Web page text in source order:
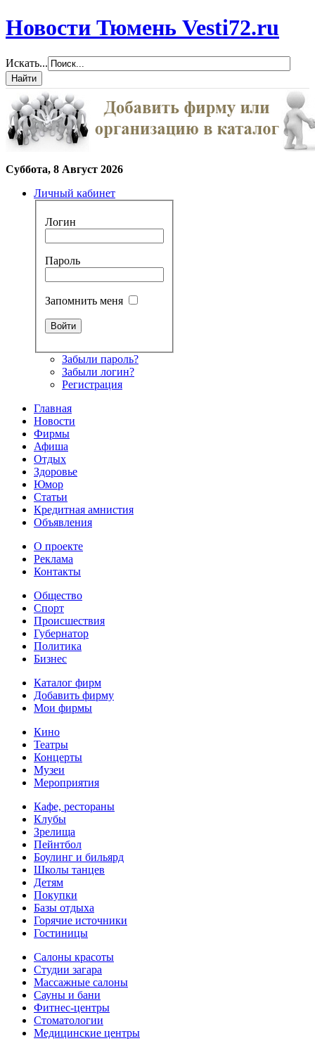
Новости Тюмень Vesti72.ru
Искать...
Суббота, 8 Август 2026
Личный кабинет
Логин
Пароль
Запомнить меня
Забыли пароль?
Забыли логин?
Регистрация
Главная
Новости
Фирмы
Афиша
Отдых
Здоровье
Юмор
Статьи
Кредитная амнистия
Объявления
О проекте
Реклама
Контакты
Общество
Спорт
Происшествия
Губернатор
Политика
Бизнес
Каталог фирм
Добавить фирму
Мои фирмы
Кино
Театры
Концерты
Музеи
Мероприятия
Кафе, рестораны
Клубы
Зрелища
Пейнтбол
Боулинг и бильярд
Школы танцев
Детям
Покупки
Базы отдыха
Горячие источники
Гостиницы
Салоны красоты
Студии загара
Массажные салоны
Сауны и бани
Фитнес-центры
Стоматологии
Медицинские центры